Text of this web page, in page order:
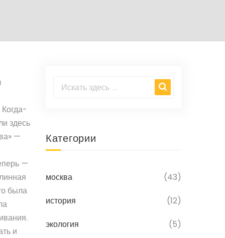
Когда-
здесь
—
—
была
и
Категории
москва (43)
история (12)
экология (5)